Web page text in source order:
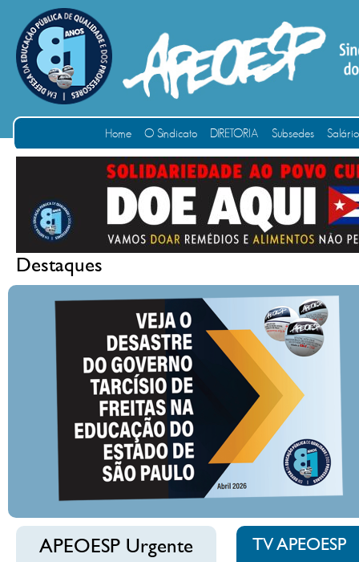
Home O Sindicato DIRETORIA Subsedes
Destaques
APEOESP Urgente TV APEOESP